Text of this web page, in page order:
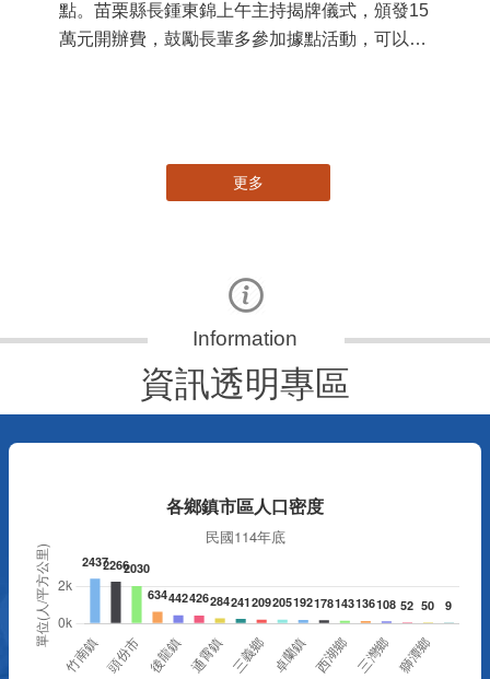
點。苗栗縣長鍾東錦上午主持揭牌儀式，頒發15
萬元開辦費，鼓勵長輩多參加據點活動，可以更
更多
資訊透明專區